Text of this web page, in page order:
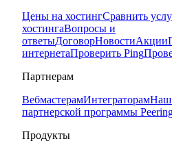
Цены на хостингСравнить
хостингаВопросы и
ответыДоговорНовостиАкции
интернетаПроверить Ping
Партнерам
ВебмастерамИнтеграторамНаш
партнерской программы
Продукты